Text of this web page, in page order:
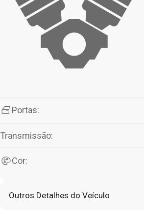
Portas:
Transmissão:
Cor:
Outros Detalhes do Veículo